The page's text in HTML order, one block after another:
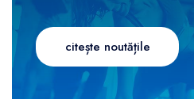
citește noutățile